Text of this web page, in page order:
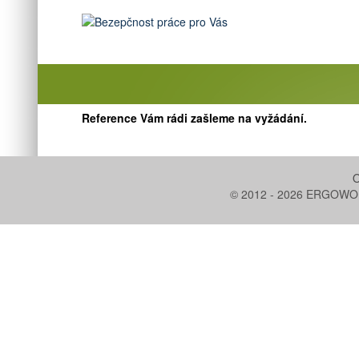
Reference Vám rádi zašleme na vyžádání.
© 2012 - 2026